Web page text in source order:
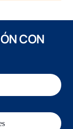
CON